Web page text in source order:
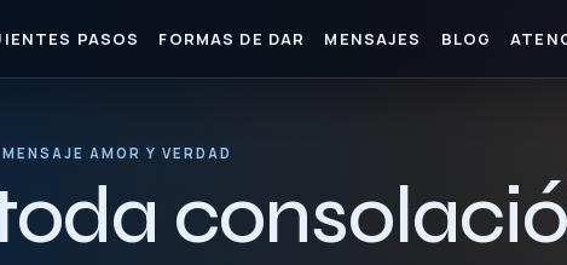
PASOS FORMAS DE DAR MENSAJES BLOG
MENSAJE AMOR Y VERDAD